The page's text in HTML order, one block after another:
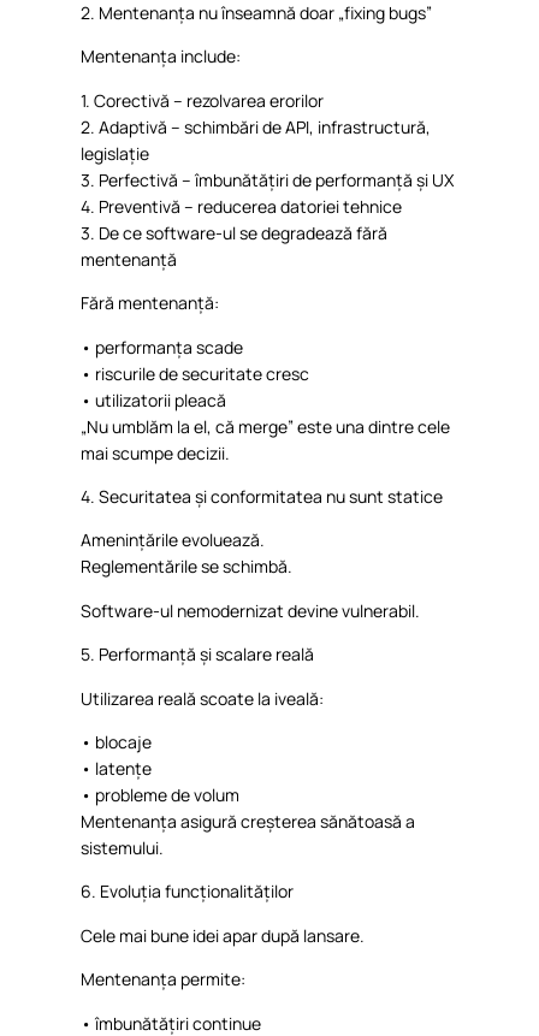
2. Mentenanța nuînseamnă doar „fixing bugs”
Mentenanța include:
1.Corectivă – rezolvarea erorilor
2.Adaptivă –schimbăride API, infrastructură,
legislație
3. Perfectivă –îmbunătățiride performanță și UX
4. Preventivă – reducerea datorieitehnice
3. Decesoftware-ul sedegradează fără
mentenanță
Fără mentenanță:
• performanța scade
• riscuriledesecuritatecresc
•utilizatorii pleacă
„Nuumblăm lael,că merge”esteuna dintrecele
maiscumpedecizii.
4.Securitatea șiconformitatea nu sunt statice
Amenințărileevoluează.
Reglementărileseschimbă.
Software-ul nemodernizat devinevulnerabil.
5. Performanță șiscalare reală
Utilizarea reală scoate la iveală:
• blocaje
• latențe
• problemedevolum
Mentenanța asigură creșterea sănătoasă a
sistemului.
6. Evoluția funcționalităților
Cele mai bune ideiapardupă lansare.
Mentenanța permite:
•îmbunătățiricontinue